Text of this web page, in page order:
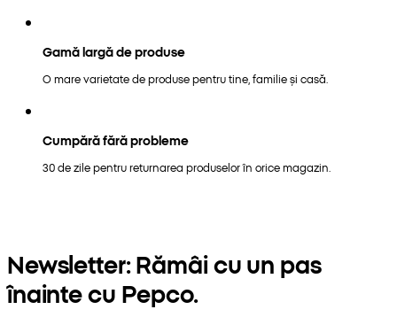
Gamă largă de produse
O mare varietate de produse pentru tine, familie și casă.
Cumpără fără probleme
30 de zile pentru returnarea produselor în orice magazin.
Newsletter: Rămâi cu un pas
înainte cu Pepco.